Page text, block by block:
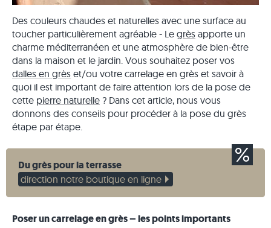
Des couleurs chaudes et naturelles avec une surface au
toucher particulièrement agréable - Le grès apporte un
charme méditerranéen et une atmosphère de bien-être
dans la maison et le jardin. Vous souhaitez poser vos
dalles en grès et/ou votre carrelage en grès et savoir à
quoi il est important de faire attention lors de la pose de
cette pierre naturelle ? Dans cet article, nous vous
donnons des conseils pour procéder à la pose du grès
étape par étape.
Du grès pour la terrasse
direction notre boutique en ligne
Poser un carrelage en grès – les points importants